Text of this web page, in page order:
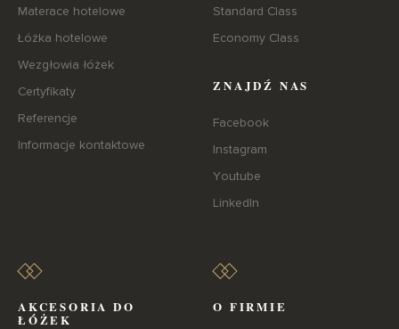
Materace hotelowe
Łóżka hotelowe
Wezgłowia łóżek
Certyfikaty
Referencje
Informacje kontaktowe
Standard Class
Economy Class
ZNAJDŹ NAS
Facebook
Instagram
Youtube
LinkedIn
AKCESORIA DO
ŁÓŻEK
O FIRMIE